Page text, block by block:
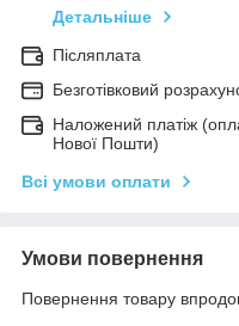
Детальніше
Післяплата
Безготівковий
Наложений платіж
Нової Пошти)
Всі умови оплати
Умови повернення
Повернення товару